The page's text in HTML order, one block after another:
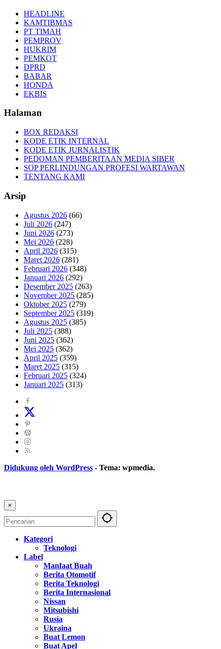
HEADLINE
KAMTIBMAS
PT TIMAH
PEMPROV
HUKRIM
PEMKOT
DPRD
BABAR
HONDA
EKBIS
Halaman
BOX REDAKSI
KODE ETIK INTERNAL
KODE ETIK JURNALISTIK
PEDOMAN PEMBERITAAN MEDIA SIBER
SOP PERLINDUNGAN PROFESI WARTAWAN
TENTANG KAMI
Arsip
Agustus 2026 (66)
Juli 2026 (247)
Juni 2026 (273)
Mei 2026 (228)
April 2026 (315)
Maret 2026 (281)
Februari 2026 (348)
Januari 2026 (292)
Desember 2025 (263)
November 2025 (285)
Oktober 2025 (279)
September 2025 (319)
Agustus 2025 (385)
Juli 2025 (388)
Juni 2025 (362)
Mei 2025 (362)
April 2025 (359)
Maret 2025 (315)
Februari 2025 (324)
Januari 2025 (313)
Didukung oleh WordPress - Tema: wpmedia.
×
Kategori
Teknologi
Label
Manfaat Buah
Berita Otomotif
Berita Teknologi
Berita Internasional
Nissan
Mitsubishi
Rusia
Ukraina
Buat Lemon
Buat Apel